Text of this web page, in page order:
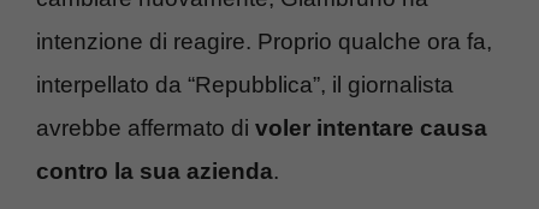
intenzione di reagire. Proprio qualche ora fa,
interpellato da “Repubblica”, il giornalista
avrebbe affermato di voler intentare causa
contro la sua azienda.